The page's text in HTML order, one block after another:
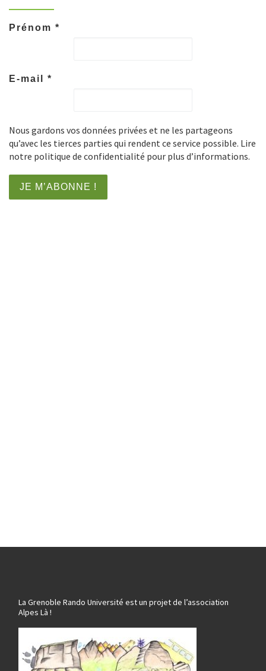
Prénom *
E-mail *
Nous gardons vos données privées et ne les partageons
qu’avec les tierces parties qui rendent ce service possible. Lire
notre politique de confidentialité pour plus d’informations.
La Grenoble Rando Université est un projet de l’association
Alpes Là !